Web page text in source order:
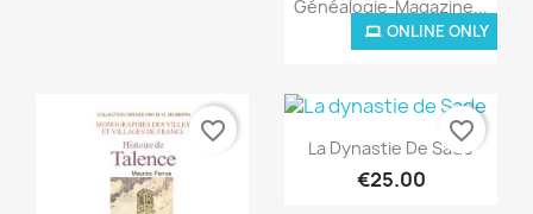
Généalogie-Magazine...
€8.00
ONLINE ONLY
favorite_border Quick view
La Dynastie De Sade
€25.00
favorite_border